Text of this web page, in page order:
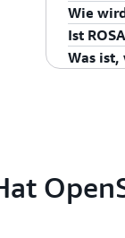
Red Hat
und
Wie
Red Hat
Ist
Ja,
Was ist,